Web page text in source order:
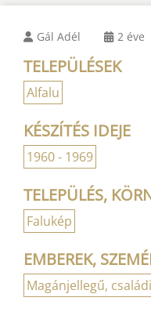
Gál Adél 2 éve
TELEPÜLÉSEK
Alfalu
KÉSZÍTÉS IDEJE
1960 - 1969
TELEPÜLÉS,
Falukép
EMBEREK,
Magánjellegű,